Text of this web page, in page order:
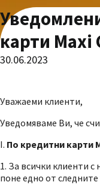
карти Maxi
30.06.2023
Уважаеми клиенти,
Уведомяваме Ви, че
I. По кредитни карти
1. За всички клиенти с
поне едно от следните